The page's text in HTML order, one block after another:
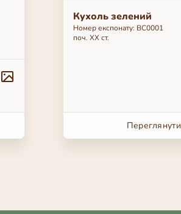
Кухоль зелений
Номер експонату: BC0001
поч. ХХ ст.
Переглянути